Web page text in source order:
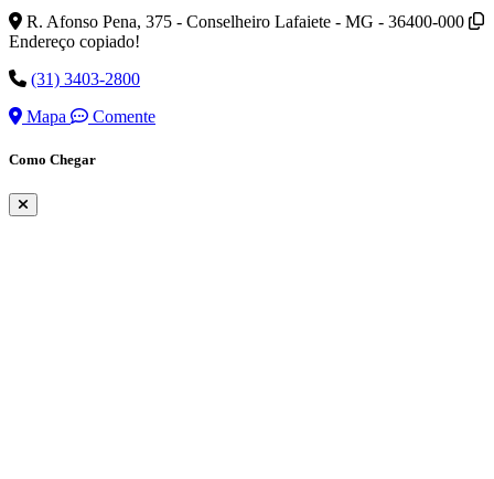
R. Afonso Pena, 375 - Conselheiro Lafaiete - MG - 36400-000
Endereço copiado!
(31) 3403-2800
Mapa
Comente
Como Chegar